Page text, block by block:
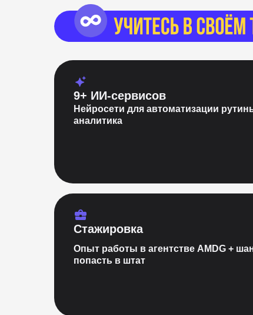
9+ ИИ-сервисов
Нейросети для автоматизации
аналитика
Стажировка
Опыт работы в агентстве AMDG +
попасть в штат